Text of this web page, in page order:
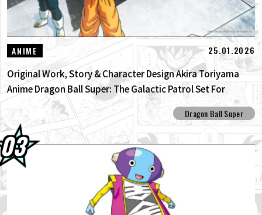
ANIME 25.01.2026
Original Work, Story & Character Design Akira Toriyama
Anime Dragon Ball Super: The Galactic Patrol Set For
Production!
Dragon Ball Super